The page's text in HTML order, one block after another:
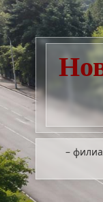
Перейти
к
содержимому
–